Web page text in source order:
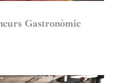
Gastronòmic